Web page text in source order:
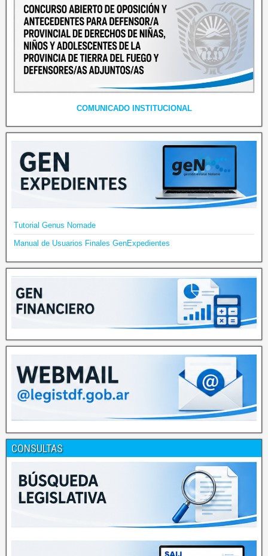
COMUNICADO INSTITUCIONAL
Tutorial Genus Nomade
Manual de Usuarios Finales GenExpedientes
CONSULTAS